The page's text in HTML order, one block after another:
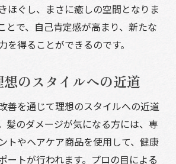
ほぐし、まさに癒しの空間となりま
とで、自己肯定感が高まり、新たな
を得ることができるのです。
のスタイルへの近道
善を通じて理想のスタイルへの近道
髪のダメージが気になる方には、専
トやヘアケア商品を使用して、健康
ートが行われます。プロの目による